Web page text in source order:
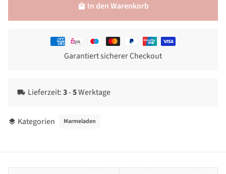
local_mall In den Warenkorb
Garantiert sicherer Checkout
Zahlungsmethoden
local_shipping Lieferzeit:3-5Werktage
layers Kategorien Marmeladen